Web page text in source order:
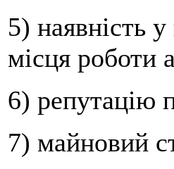
5) наявність
місця роботи
6) репутацію
7) майновий